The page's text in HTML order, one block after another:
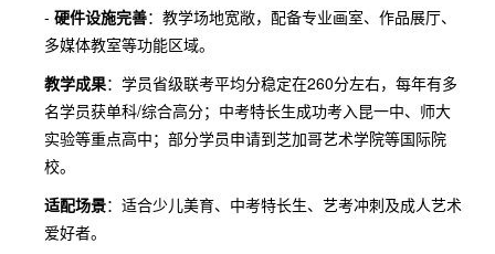
- 硬件设施完善：教学场地宽敞，配备专业画室、作品展厅、
多媒体教室等功能区域。
教学成果：学员省级联考平均分稳定在260分左右，每年有多
名学员获单科/综合高分；中考特长生成功考入昆一中、师大
实验等重点高中；部分学员申请到芝加哥艺术学院等国际院
校。
适配场景：适合少儿美育、中考特长生、艺考冲刺及成人艺术
爱好者。